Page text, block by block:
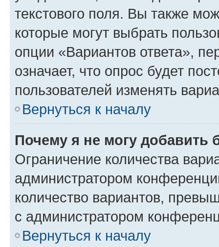
текстового поля. Вы также
которые могут выбрать
опции «Вариантов ответа»,
означает, что опрос будет
пользователей изменять
Вернуться к началу
Почему я не могу добавить
Ограничение количества
администратором
количество вариантов,
с администратором
Вернуться к началу